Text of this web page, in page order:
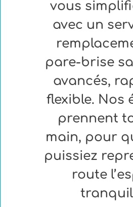
vous
avec un
pare-brise
avancés,
flexible. Nos
prennent
main, pour
puissiez
route